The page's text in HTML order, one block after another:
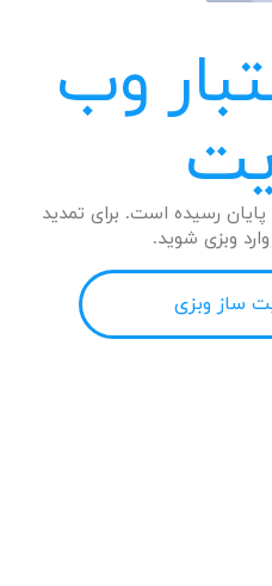
وب
رسیده است. برای تمدید
وبزی شوید.
ساز وبزی